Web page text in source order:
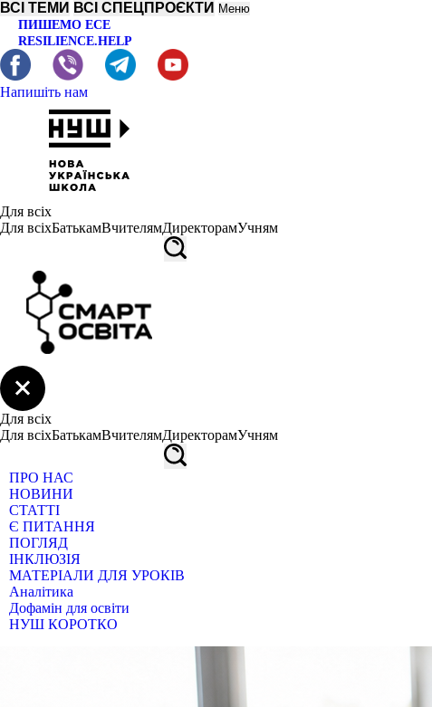
ВСІ ТЕМИ ВСІ СПЕЦПРОЄКТИ Меню
ПИШЕМО ЕСЕ
RESILIENCE.HELP
Напишіть нам
Для всіх
Для всіхБатькамВчителямДиректорамУчням
Для всіх
Для всіхБатькамВчителямДиректорамУчням
ПРО НАС
НОВИНИ
СТАТТІ
Є ПИТАННЯ
ПОГЛЯД
ІНКЛЮЗІЯ
МАТЕРІАЛИ ДЛЯ УРОКІВ
Аналітика
Дофамін для освіти
НУШ КОРОТКО